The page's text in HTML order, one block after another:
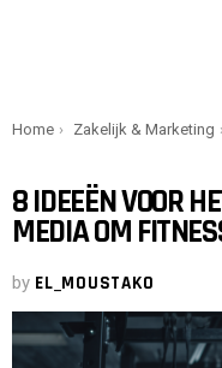
You are here:
Home Zakelijk & Marketing
8 IDEEËN VOOR
MEDIA OM
by EL_MOUSTAKO